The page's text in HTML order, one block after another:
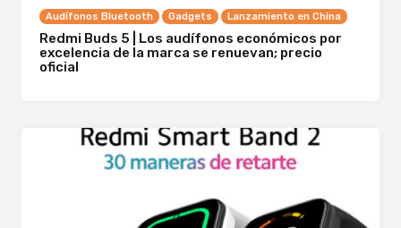
Audífonos Bluetooth Gadgets Lanzamiento en China
Redmi Buds 5 | Los audífonos económicos por
excelencia de la marca se renuevan; precio
oficial